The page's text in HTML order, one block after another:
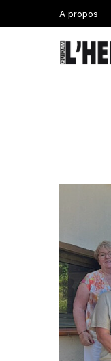
A propos